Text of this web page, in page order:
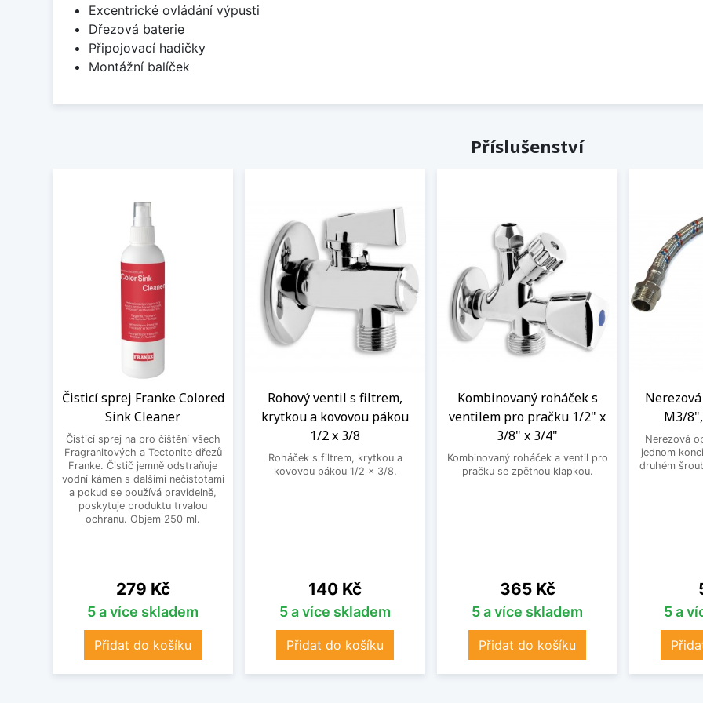
Excentrické ovládání výpusti
Dřezová baterie
Připojovací hadičky
Montážní balíček
Příslušenství
Čisticí sprej Franke Colored
Sink Cleaner
Čisticí sprej na pro čištění všech
Fragranitových a Tectonite dřezů
Franke. Čistič jemně odstraňuje
vodní kámen s dalšími nečistotami
a pokud se používá pravidelně,
poskytuje produktu trvalou
ochranu. Objem 250 ml.
Cena
279 Kč
5 a více skladem
Přidat do košíku
Rohový ventil s filtrem,
krytkou a kovovou pákou
1/2 x 3/8
Roháček s filtrem, krytkou a
kovovou pákou 1/2 x 3/8.
Cena
140 Kč
5 a více skladem
Přidat do košíku
Kombinovaný roháček s
ventilem pro pračku 1/2" x
3/8" x 3/4"
Kombinovaný roháček a ventil pro
pračku se zpětnou klapkou.
Cena
365 Kč
5 a více skladem
Přidat do košíku
M3/
Nerezová
jednom
druhém
5 a